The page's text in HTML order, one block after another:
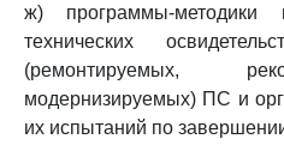
ж) программы-методики
технических
(ремонтируемых,
модернизируемых) ПС и
их испытаний по